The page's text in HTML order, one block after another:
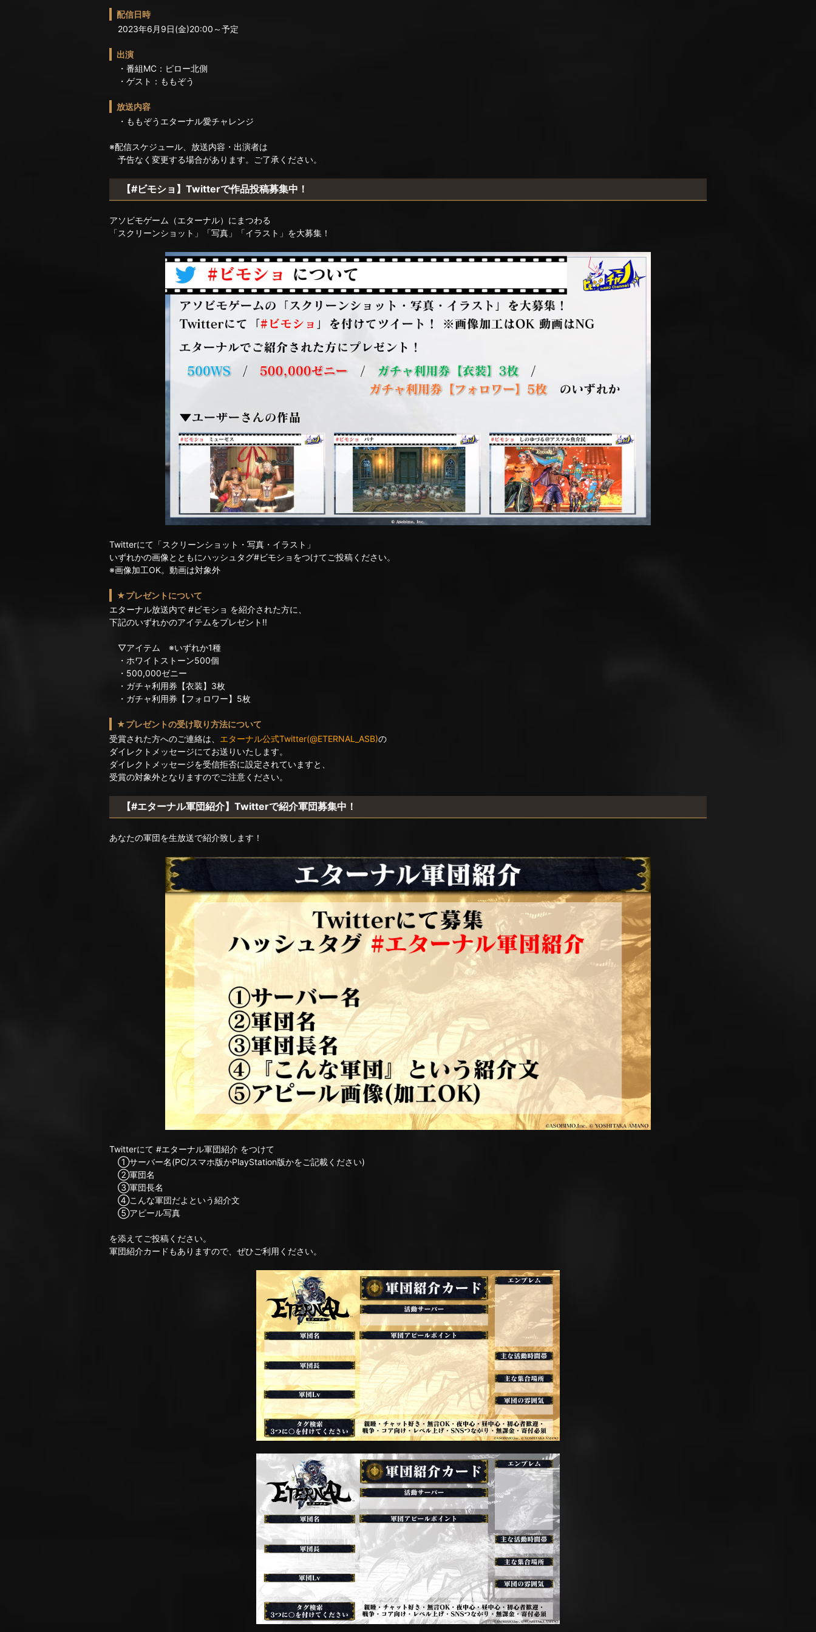
配信日時
2023年6月9日(金)20:00～予定
出演
・番組MC：ピロー北側
・ゲスト：ももぞう
放送内容
・ももぞうエターナル愛チャレンジ
※配信スケジュール、放送内容・出演者は
予告なく変更する場合があります。ご了承ください。
【#ビモショ】Twitterで作品投稿募集中！
アソビモゲーム（エターナル）にまつわる
「スクリーンショット」「写真」「イラスト」を大募集！
Twitterにて「スクリーンショット・写真・イラスト」
いずれかの画像とともにハッシュタグ#ビモショをつけてご投稿ください。
※画像加工OK。動画は対象外
★プレゼントについて
エターナル放送内で #ビモショ を紹介された方に、
下記のいずれかのアイテムをプレゼント!!
▽アイテム ※いずれか1種
・ホワイトストーン500個
・500,000ゼニー
・ガチャ利用券【衣装】3枚
・ガチャ利用券【フォロワー】5枚
★プレゼントの受け取り方法について
受賞された方へのご連絡は、 エターナル公式Twitter(@ETERNAL_ASB)の
ダイレクトメッセージにてお送りいたします。
ダイレクトメッセージを受信拒否に設定されていますと、
受賞の対象外となりますのでご注意ください。
【#エターナル軍団紹介】Twitterで紹介軍団募集中！
あなたの軍団を生放送で紹介致します！
Twitterにて #エターナル軍団紹介 をつけて
①サーバー名(PC/スマホ版かPlayStation版かをご記載ください)
②軍団名
③軍団長名
④こんな軍団だよという紹介文
⑤アピール写真
を添えてご投稿ください。
軍団紹介カードもありますので、ぜひご利用ください。